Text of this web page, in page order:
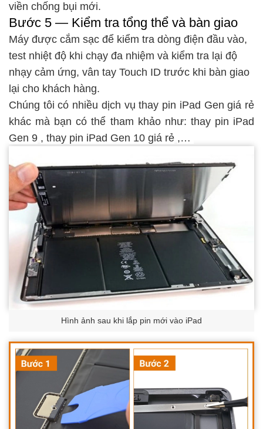
viền chống bụi mới.
Bước 5 — Kiểm tra tổng thể và bàn giao
Máy được cắm sạc để kiểm tra dòng điện đầu vào,
test nhiệt độ khi chạy đa nhiệm và kiểm tra lại độ
nhạy cảm ứng, vân tay Touch ID trước khi bàn giao
lại cho khách hàng.
Chúng tôi có nhiều dịch vụ thay pin iPad Gen giá rẻ
khác mà bạn có thể tham khảo như: thay pin iPad
Gen 9 , thay pin iPad Gen 10 giá rẻ ,…
Hình ảnh sau khi lắp pin mới vào iPad